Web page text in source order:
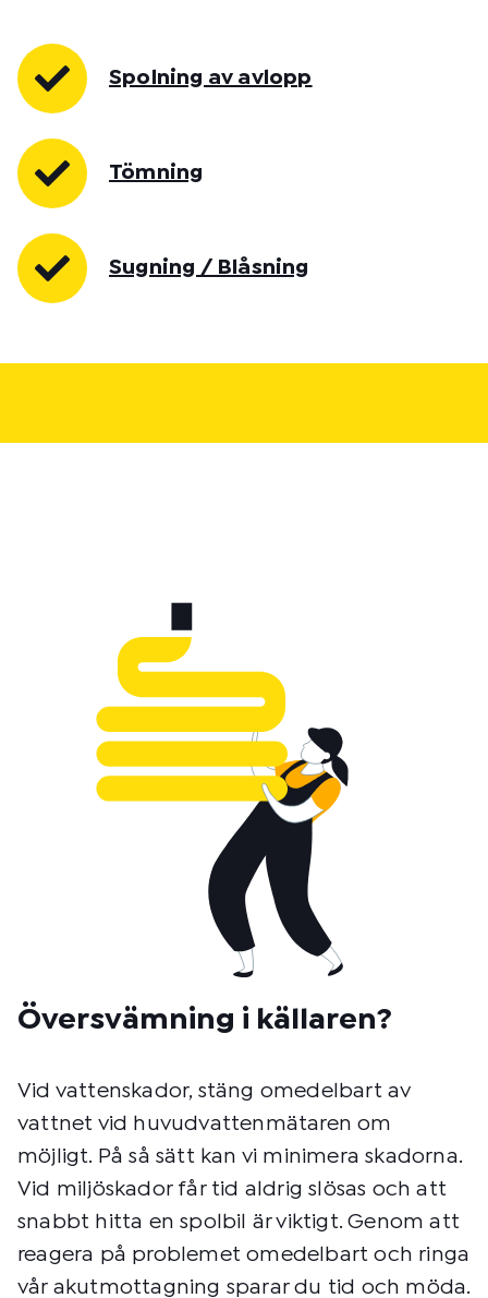
Spolning av avlopp
Tömning
Sugning / Blåsning
Översvämning i källaren?
Vid vattenskador, stäng omedelbart av
vattnet vid huvudvattenmätaren om
möjligt. På så sätt kan vi minimera skadorna.
Vid miljöskador får tid aldrig slösas och att
snabbt hitta en spolbil är viktigt. Genom att
reagera på problemet omedelbart och ringa
vår akutmottagning sparar du tid och möda.